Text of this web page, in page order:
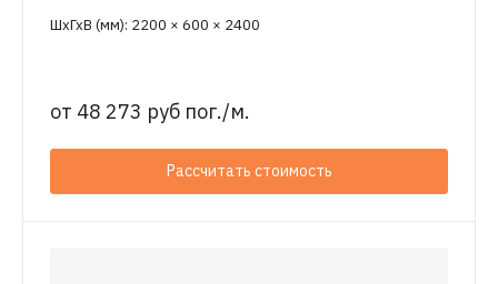
ШхГхВ (мм): 2200 × 600 × 2400
от 48 273 руб пог./м.
Рассчитать стоимость